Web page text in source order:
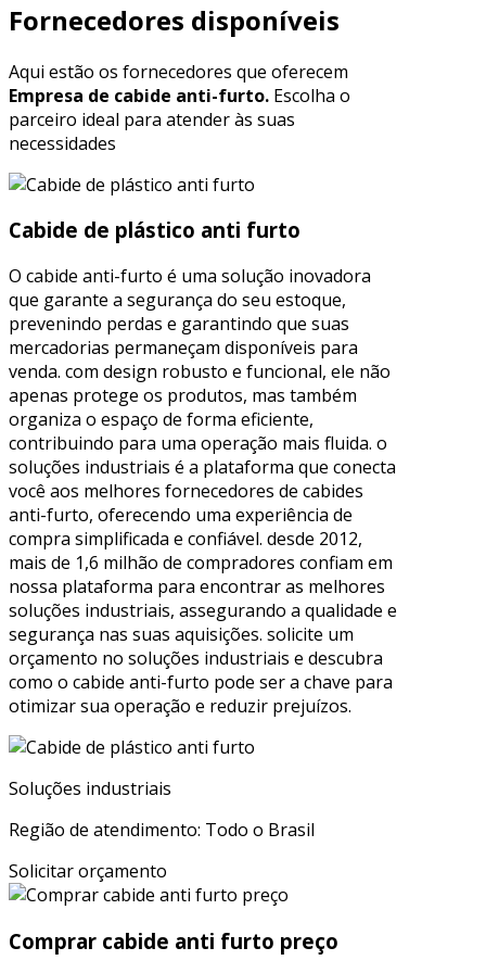
Fornecedores disponíveis
Aqui estão os fornecedores que oferecem
Empresa de cabide anti-furto. Escolha o
parceiro ideal para atender às suas
necessidades
Cabide de plástico anti furto
O cabide anti-furto é uma solução inovadora
que garante a segurança do seu estoque,
prevenindo perdas e garantindo que suas
mercadorias permaneçam disponíveis para
venda. com design robusto e funcional, ele não
apenas protege os produtos, mas também
organiza o espaço de forma eficiente,
contribuindo para uma operação mais fluida. o
soluções industriais é a plataforma que conecta
você aos melhores fornecedores de cabides
anti-furto, oferecendo uma experiência de
compra simplificada e confiável. desde 2012,
mais de 1,6 milhão de compradores confiam em
nossa plataforma para encontrar as melhores
soluções industriais, assegurando a qualidade e
segurança nas suas aquisições. solicite um
orçamento no soluções industriais e descubra
como o cabide anti-furto pode ser a chave para
otimizar sua operação e reduzir prejuízos.
Soluções industriais
Região de atendimento: Todo o Brasil
Solicitar orçamento
Comprar cabide anti furto preço